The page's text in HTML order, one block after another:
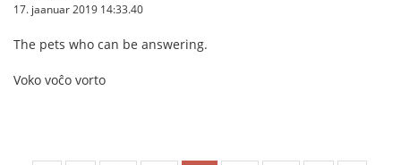
17. jaanuar 2019 14:33.40
The pets who can be answering.
Voko voĉo vorto